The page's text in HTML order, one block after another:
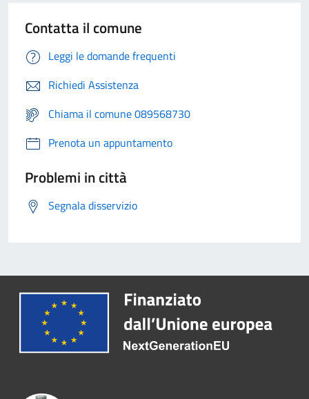
Contatta il comune
Leggi le domande frequenti
Richiedi Assistenza
Chiama il comune 089568730
Prenota un appuntamento
Problemi in città
Segnala disservizio